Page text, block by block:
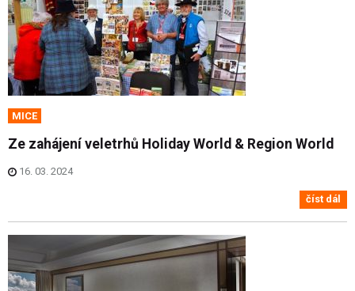
MICE
Ze zahájení veletrhů Holiday World & Region World
16. 03. 2024
číst dál